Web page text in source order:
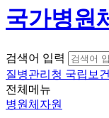
국가병원
검색어 입력
질병관리청 국립보
전체메뉴
병원체자원